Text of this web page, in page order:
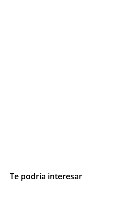
Te podría interesar